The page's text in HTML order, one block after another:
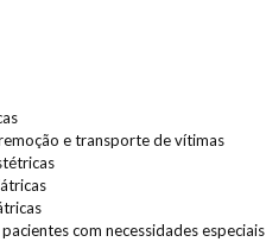
e transporte de vítimas
com necessidades especiais